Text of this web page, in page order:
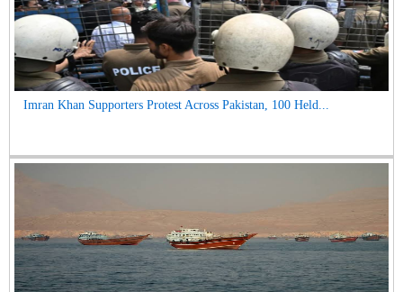
Imran Khan Supporters Protest Across Pakistan, 100 Held...